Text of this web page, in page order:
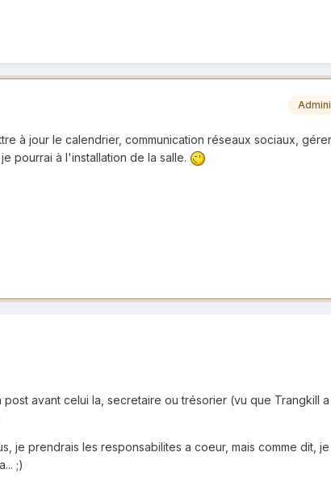
à jour le calendrier, communication réseaux sociaux,
pourrai à l'installation de la salle.
avant celui la, secretaire ou trésorier (vu que Trangkill a
je prendrais les responsabilites a coeur, mais comme dit,
;)